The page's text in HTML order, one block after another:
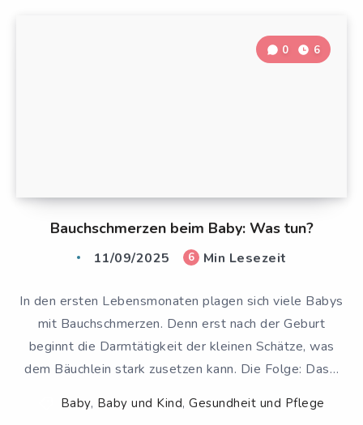
Bauchschmerzen beim Baby: Was tun?
0 6
11/09/2025 6 Min Lesezeit
In den ersten Lebensmonaten plagen sich viele Babys
mit Bauchschmerzen. Denn erst nach der Geburt
beginnt die Darmtätigkeit der kleinen Schätze, was
dem Bäuchlein stark zusetzen kann. Die Folge: Das…
Baby, Baby und Kind,Gesundheit und Pflege